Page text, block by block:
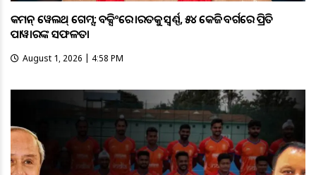
କମନ୍ ୱେଲଥ୍ ଗେମ୍ସ: ବକ୍ସିଂରେ ଭାରତକୁ ସ୍ବର୍ଣ୍ଣ, ୫୪ କେଜି ବର୍ଗରେ ପ୍ରିତି
ପାୱାରଙ୍କ ସଫଳତା
August 1, 2026 | 4:58 PM